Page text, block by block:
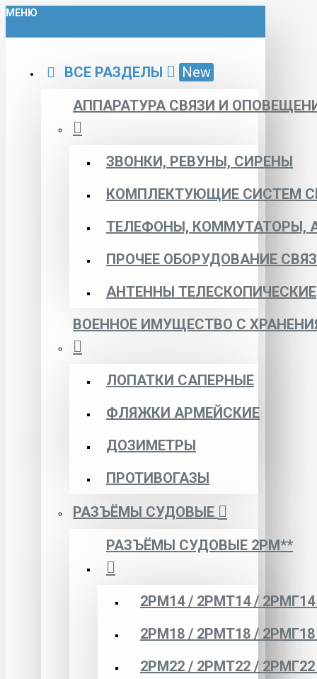
МЕНЮ
ВСЕ РАЗДЕЛЫ
New
АППАРАТУРА СВЯЗИ И
ЗВОНКИ, РЕВУНЫ, СИРЕНЫ
КОМПЛЕКТУЮЩИЕ СИСТЕМ
ТЕЛЕФОНЫ, КОММУТАТОРЫ,
ПРОЧЕЕ ОБОРУДОВАНИЕ
АНТЕННЫ ТЕЛЕСКОПИЧЕСКИЕ
ВОЕННОЕ ИМУЩЕСТВО С
ЛОПАТКИ САПЕРНЫЕ
ФЛЯЖКИ АРМЕЙСКИЕ
ДОЗИМЕТРЫ
ПРОТИВОГАЗЫ
РАЗЪЁМЫ СУДОВЫЕ
РАЗЪЁМЫ СУДОВЫЕ 2РМ**
2РМ14 / 2РМТ14 /
2РМ18 / 2РМТ18 /
2РМ22 / 2РМТ22 /